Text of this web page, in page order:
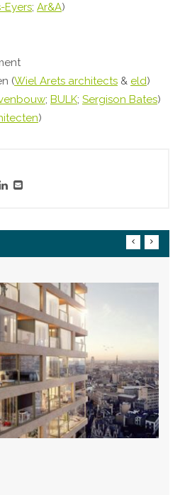
Eyers; Ar&A)
(Wiel Arets architects & eld)
; BULK; Sergison Bates)
)